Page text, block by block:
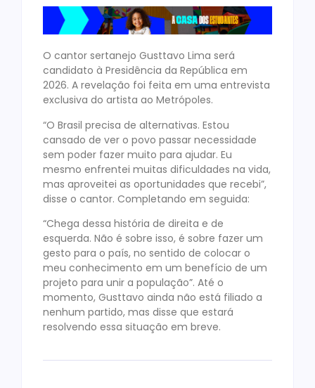
O cantor sertanejo Gusttavo Lima será
candidato à Presidência da República em
2026. A revelação foi feita em uma entrevista
exclusiva do artista ao Metrópoles.
“O Brasil precisa de alternativas. Estou
cansado de ver o povo passar necessidade
sem poder fazer muito para ajudar. Eu
mesmo enfrentei muitas dificuldades na vida,
mas aproveitei as oportunidades que recebi”,
disse o cantor. Completando em seguida:
“Chega dessa história de direita e de
esquerda. Não é sobre isso, é sobre fazer um
gesto para o país, no sentido de colocar o
meu conhecimento em um benefício de um
projeto para unir a população”. Até o
momento, Gusttavo ainda não está filiado a
nenhum partido, mas disse que estará
resolvendo essa situação em breve.